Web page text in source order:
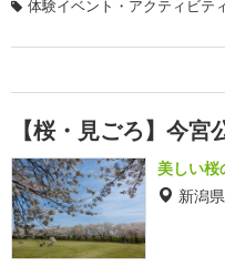
体験イベント・アクティビテ
【桜・見ごろ】今宮
美しい桜
新潟